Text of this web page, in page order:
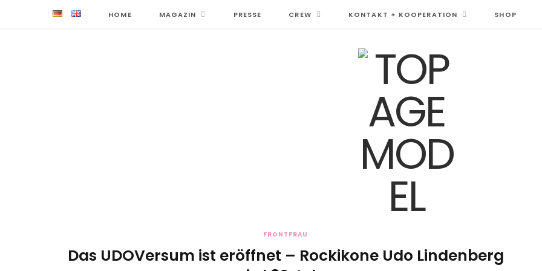
HOME MAGAZIN PRESSE CREW KONTAKT + KOOPERATION SHOP
FRONTFRAU
Das UDOVersum ist eröffnet – Rockikone Udo Lindenberg